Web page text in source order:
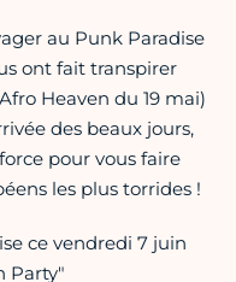
au Punk Paradise
ont fait transpirer
Heaven du 19 mai)
des beaux jours,
pour vous faire
les plus torrides !
ce vendredi 7 juin
Party"